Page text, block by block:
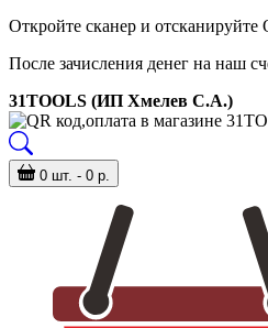
Откройте сканер и
После зачисления денег на наш
31TOOLS (ИП Хмелев С.А.)
0 шт. - 0 р.